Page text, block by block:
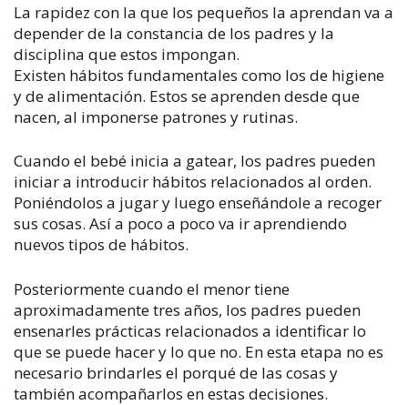
La rapidez con la que los pequeños la aprendan va a
depender de la constancia de los padres y la
disciplina que estos impongan.
Existen hábitos fundamentales como los de higiene
y de alimentación. Estos se aprenden desde que
nacen, al imponerse patrones y rutinas.
Cuando el bebé inicia a gatear, los padres pueden
iniciar a introducir hábitos relacionados al orden.
Poniéndolos a jugar y luego enseñándole a recoger
sus cosas. Así a poco a poco va ir aprendiendo
nuevos tipos de hábitos.
Posteriormente cuando el menor tiene
aproximadamente tres años, los padres pueden
ensenarles prácticas relacionados a identificar lo
que se puede hacer y lo que no. En esta etapa no es
necesario brindarles el porqué de las cosas y
también acompañarlos en estas decisiones.